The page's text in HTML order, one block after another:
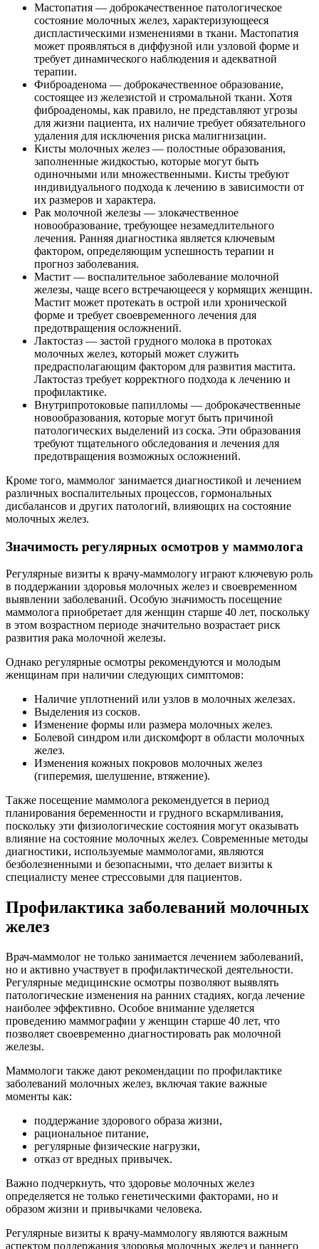
Мастопатия — доброкачественное патологическое
состояние молочных желез, характеризующееся
диспластическими изменениями в ткани. Мастопатия
может проявляться в диффузной или узловой форме и
требует динамического наблюдения и адекватной
терапии.
Фиброаденома — доброкачественное образование,
состоящее из железистой и стромальной ткани. Хотя
фиброаденомы, как правило, не представляют угрозы
для жизни пациента, их наличие требует обязательного
удаления для исключения риска малигнизации.
Кисты молочных желез — полостные образования,
заполненные жидкостью, которые могут быть
одиночными или множественными. Кисты требуют
индивидуального подхода к лечению в зависимости от
их размеров и характера.
Рак молочной железы — злокачественное
новообразование, требующее незамедлительного
лечения. Ранняя диагностика является ключевым
фактором, определяющим успешность терапии и
прогноз заболевания.
Мастит — воспалительное заболевание молочной
железы, чаще всего встречающееся у кормящих женщин.
Мастит может протекать в острой или хронической
форме и требует своевременного лечения для
предотвращения осложнений.
Лактостаз — застой грудного молока в протоках
молочных желез, который может служить
предрасполагающим фактором для развития мастита.
Лактостаз требует корректного подхода к лечению и
профилактике.
Внутрипротоковые папилломы — доброкачественные
новообразования, которые могут быть причиной
патологических выделений из соска. Эти образования
требуют тщательного обследования и лечения для
предотвращения возможных осложнений.
Кроме того, маммолог занимается диагностикой и лечением
различных воспалительных процессов, гормональных
дисбалансов и других патологий, влияющих на состояние
молочных желез.
Значимость регулярных осмотров у маммолога
Регулярные визиты к врачу-маммологу играют ключевую роль
в поддержании здоровья молочных желез и своевременном
выявлении заболеваний. Особую значимость посещение
маммолога приобретает для женщин старше 40 лет, поскольку
в этом возрастном периоде значительно возрастает риск
развития рака молочной железы.
Однако регулярные осмотры рекомендуются и молодым
женщинам при наличии следующих симптомов:
Наличие уплотнений или узлов в молочных железах.
Выделения из сосков.
Изменение формы или размера молочных желез.
Болевой синдром или дискомфорт в области молочных
желез.
Изменения кожных покровов молочных желез
(гиперемия, шелушение, втяжение).
Также посещение маммолога рекомендуется в период
планирования беременности и грудного вскармливания,
поскольку эти физиологические состояния могут оказывать
влияние на состояние молочных желез. Современные методы
диагностики, используемые маммологами, являются
безболезненными и безопасными, что делает визиты к
специалисту менее стрессовыми для пациентов.
Профилактика заболеваний молочных
желез
Врач-маммолог не только занимается лечением заболеваний,
но и активно участвует в профилактической деятельности.
Регулярные медицинские осмотры позволяют выявлять
патологические изменения на ранних стадиях, когда лечение
наиболее эффективно. Особое внимание уделяется
проведению маммографии у женщин старше 40 лет, что
позволяет своевременно диагностировать рак молочной
железы.
Маммологи также дают рекомендации по профилактике
заболеваний молочных желез, включая такие важные
моменты как:
поддержание здорового образа жизни,
рациональное питание,
регулярные физические нагрузки,
отказ от вредных привычек.
Важно подчеркнуть, что здоровье молочных желез
определяется не только генетическими факторами, но и
образом жизни и привычками человека.
Регулярные визиты к врачу-маммологу являются важным
аспектом поддержания здоровья молочных желез и раннего